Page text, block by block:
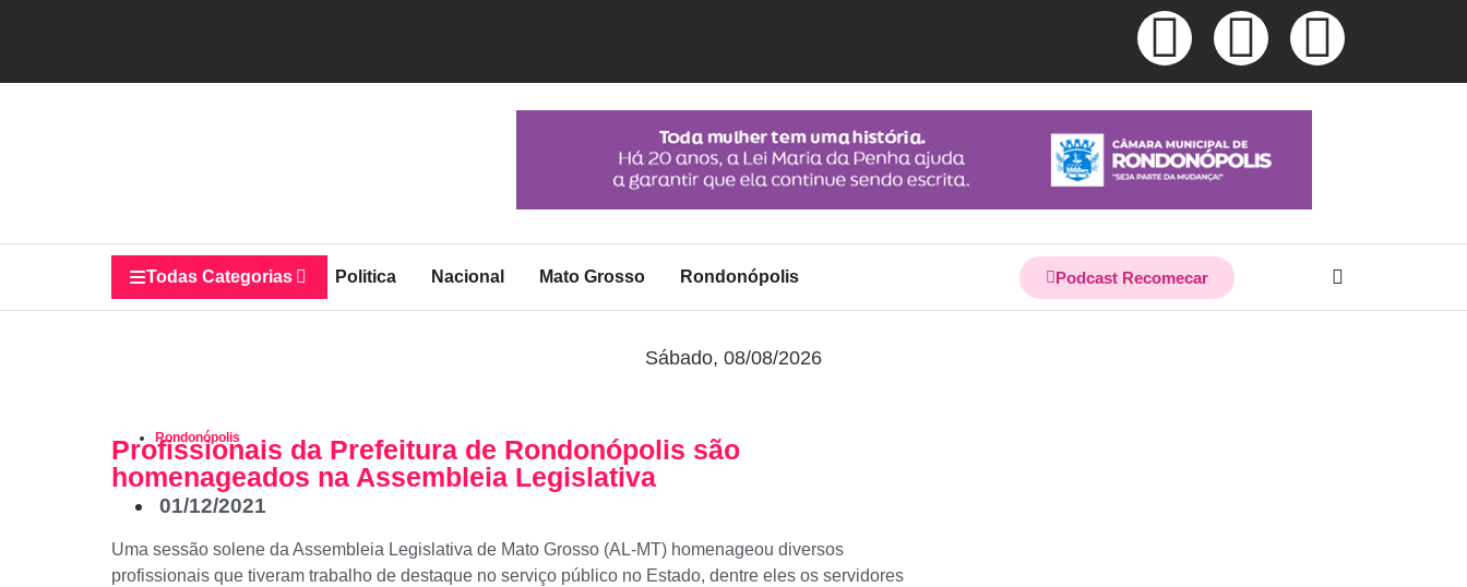
Todas Categorias Politica Nacional Mato Grosso Rondonópolis Podcast Recomecar
Sábado, 08/08/2026
Rondonópolis
Profissionais da Prefeitura de Rondonópolis são
homenageados na Assembleia Legislativa
01/12/2021
Uma sessão solene da Assembleia Legislativa de Mato Grosso (AL-MT) homenageou diversos
profissionais que tiveram trabalho de destaque no serviço público no Estado, dentre eles os servidores